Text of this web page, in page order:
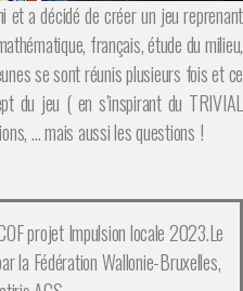
a décidé de créer un jeu reprenant
français, étude du milieu,
se sont réunis plusieurs fois et ce
du jeu ( en s’inspirant du TRIVIAL
… mais aussi les questions !
projet Impulsion locale 2023.Le
la Fédération Wallonie-Bruxelles,